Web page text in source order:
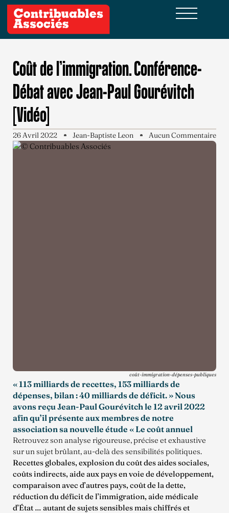
Coût de l’immigration. Conférence-
Débat avec Jean-Paul Gourévitch
[Vidéo]
26 Avril 2022 Jean-Baptiste Leon Aucun Commentaire
coût-immigration-dépenses-publiques
« 113 milliards de recettes, 153 milliards de
dépenses, bilan : 40 milliards de déficit. » Nous
avons reçu Jean-Paul Gourévitch le 12 avril 2022
afin qu’il présente aux membres de notre
association sa nouvelle étude « Le coût annuel
Retrouvez son analyse rigoureuse, précise et exhaustive
sur un sujet brûlant, au-delà des sensibilités politiques.
Recettes globales, explosion du coût des aides sociales,
coûts indirects, aide aux pays en voie de développement,
comparaison avec d’autres pays, coût de la dette,
réduction du déficit de l’immigration, aide médicale
d’État … autant de sujets sensibles mais chiffrés et